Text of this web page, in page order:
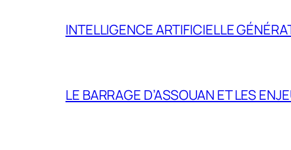
INTELLIGENCE ARTIFICIELLE
LE BARRAGE D’ASSOUAN ET LES